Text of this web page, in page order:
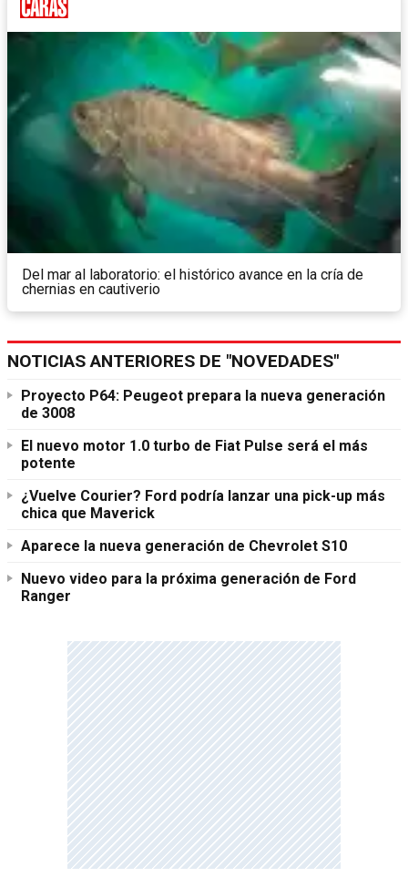
Del mar al laboratorio: el histórico avance en la cría de
chernias en cautiverio
NOTICIAS ANTERIORES DE "NOVEDADES"
Proyecto P64: Peugeot prepara la nueva generación
de 3008
El nuevo motor 1.0 turbo de Fiat Pulse será el más
potente
¿Vuelve Courier? Ford podría lanzar una pick-up más
chica que Maverick
Aparece la nueva generación de Chevrolet S10
Nuevo video para la próxima generación de Ford
Ranger